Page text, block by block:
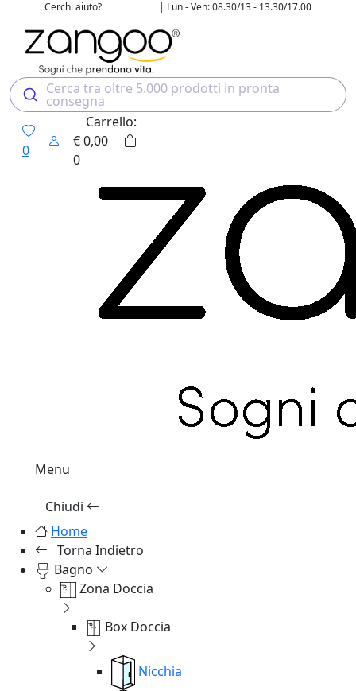
Cerchi aiuto? | Lun - Ven: 08.30/13 - 13.30/17.00
Cerca tra oltre 5.000 prodotti in pronta
consegna
0
Carrello:
€0,00
0
Menu
Chiudi
Home
Torna Indietro
Bagno
Zona Doccia
Box Doccia
Nicchia